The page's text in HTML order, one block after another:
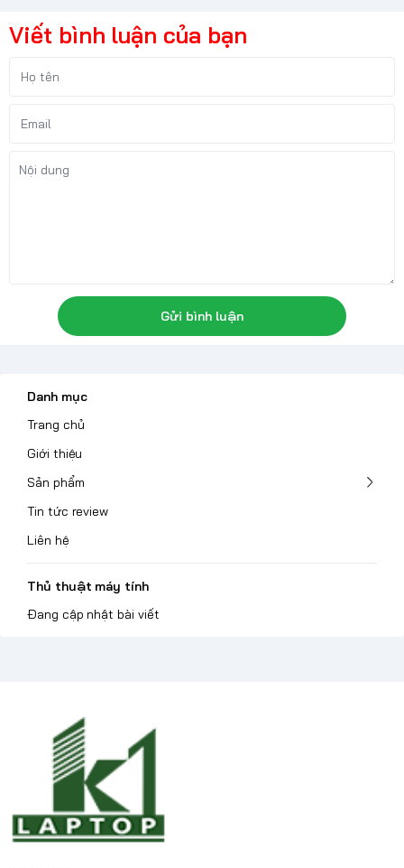
Viết bình luận của bạn
Gửi bình luận
Danh mục
Trang chủ
Giới thiệu
Sản phẩm
Tin tức review
Liên hệ
Thủ thuật máy tính
Đang cập nhật bài viết